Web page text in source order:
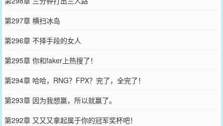
第297章 横扫冰岛
第296章 不择手段的女人
第295章 你和faker上热搜了！
第294章 哈哈，RNG？FPX？完了，全完了！
第293章 因为我想赢，所以就赢了。
第292章 又又又拿起属于你的冠军奖杯吧！